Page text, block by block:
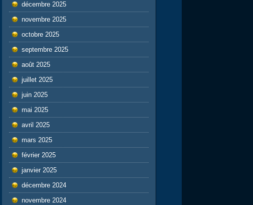
décembre 2025
novembre 2025
octobre 2025
septembre 2025
août 2025
juillet 2025
juin 2025
mai 2025
avril 2025
mars 2025
février 2025
janvier 2025
décembre 2024
novembre 2024